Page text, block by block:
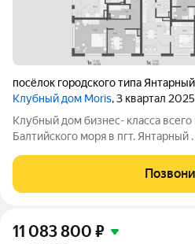
посёлок городского типа Янтарный
Клубный дом Moris, 3 квартал 2025
Клубный дом бизнес- класса
Балтийского моря в пгт. Янтарный
Высота потолков 3.3 метра.
невероятно живописный
11 083 800 ₽